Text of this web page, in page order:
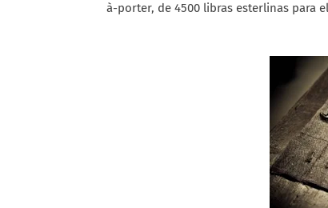
à-porter, de 4500 libras esterlinas para